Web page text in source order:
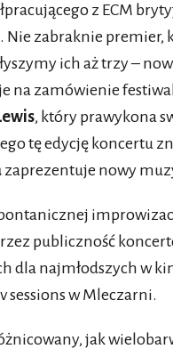
z ECM
. Nie zabraknie premier,
ich aż trzy –
na zamówienie
, który prawykona
tę edycję koncertu
zaprezentuje nowy
publiczność
dla najmłodszych w
w Mleczarni.
jak